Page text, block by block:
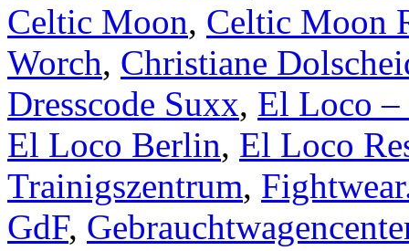
Celtic Moon, Celtic Moon
Worch, Christiane
Dresscode Suxx, El Loco –
El Loco Berlin, El Loco
Trainigszentrum,
GdF,